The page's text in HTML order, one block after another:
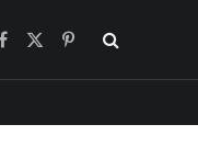
Facebook
X
Pinterest